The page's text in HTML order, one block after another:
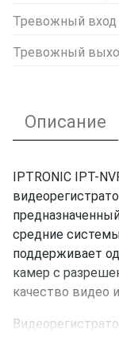
Тревожный вход
Тревожный
Описание
IPTRONIC IPT-
средние
поддерживает
камер с
качество видео